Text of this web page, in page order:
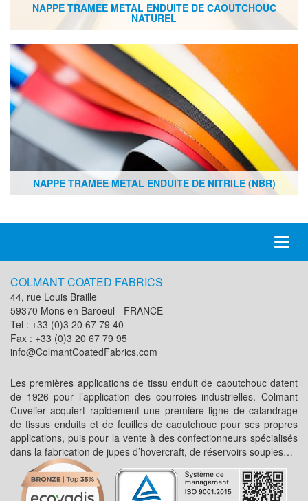
NAPPE TRAMEE METAL ENDUITE DE CAOUTCHOUC
NATUREL
NAPPE TRAMEE METAL ENDUITE DE NITRILE (NBR)
COLMANT COATED FABRICS
44, rue Louis Braille
59370 Mons en Baroeul - FRANCE
Tel : +33 (0)3 20 67 79 40
Fax : +33 (0)3 20 67 79 95
info@ColmantCoatedFabrics.com
Les premières applications de tissu enduit de caoutchouc datent
de 1926 pour l’application des courroies industrielles. Colmant
Cuvelier acquiert rapidement une première ligne de calandrage
de tissus enduits et de feuilles de caoutchouc pour ses propres
applications, puis pour la vente à des confectionneurs spécialisés
dans la fabrication de jupes d’hovercraft, de réservoirs souples…